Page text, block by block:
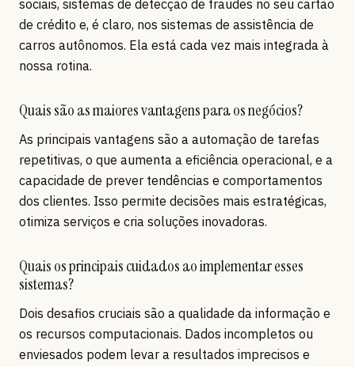
sociais, sistemas de detecção de fraudes no seu cartão
de crédito e, é claro, nos sistemas de assistência de
carros autônomos. Ela está cada vez mais integrada à
nossa rotina.
Quais são as maiores vantagens para os negócios?
As principais vantagens são a automação de tarefas
repetitivas, o que aumenta a eficiência operacional, e a
capacidade de prever tendências e comportamentos
dos clientes. Isso permite decisões mais estratégicas,
otimiza serviços e cria soluções inovadoras.
Quais os principais cuidados ao implementar esses
sistemas?
Dois desafios cruciais são a qualidade da informação e
os recursos computacionais. Dados incompletos ou
enviesados podem levar a resultados imprecisos e